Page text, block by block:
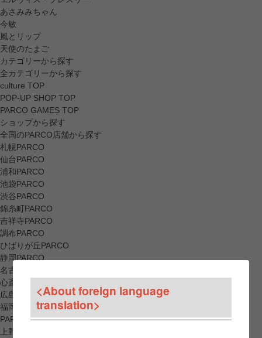
あさみみちゃん
今敏
風とリップ
天使のたまご
カテゴリーから探す
全カテゴリーから探す
culture TOP
POP-UP SHOP TOP
PARCO GAMES TOP
ショップから探す
全国のPARCO店舗から探す
札幌PARCO
仙台PARCO
浦和PARCO
池袋PARCO
渋谷PARCO
錦糸町PARCO
吉祥寺PARCO
調布PARCO
ひばりが丘PARCO
静岡PARCO
名古屋PARCO
心斎橋PARCO
広島PARCO
福岡PARCO
PARCO_ya
上野
<About foreign language
translation>